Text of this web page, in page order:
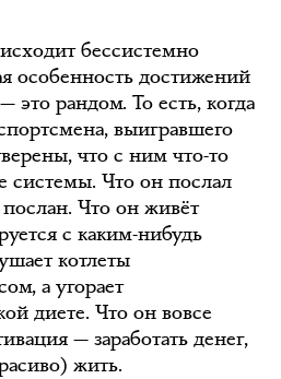
бессистемно
особенность достижений
это рандом. То есть, когда
выигравшего
что с ним что-то
системы. Что он послал
Что он живёт
с каким-нибудь
котлеты
а угорает
диете. Что он вовсе
— заработать денег,
жить.